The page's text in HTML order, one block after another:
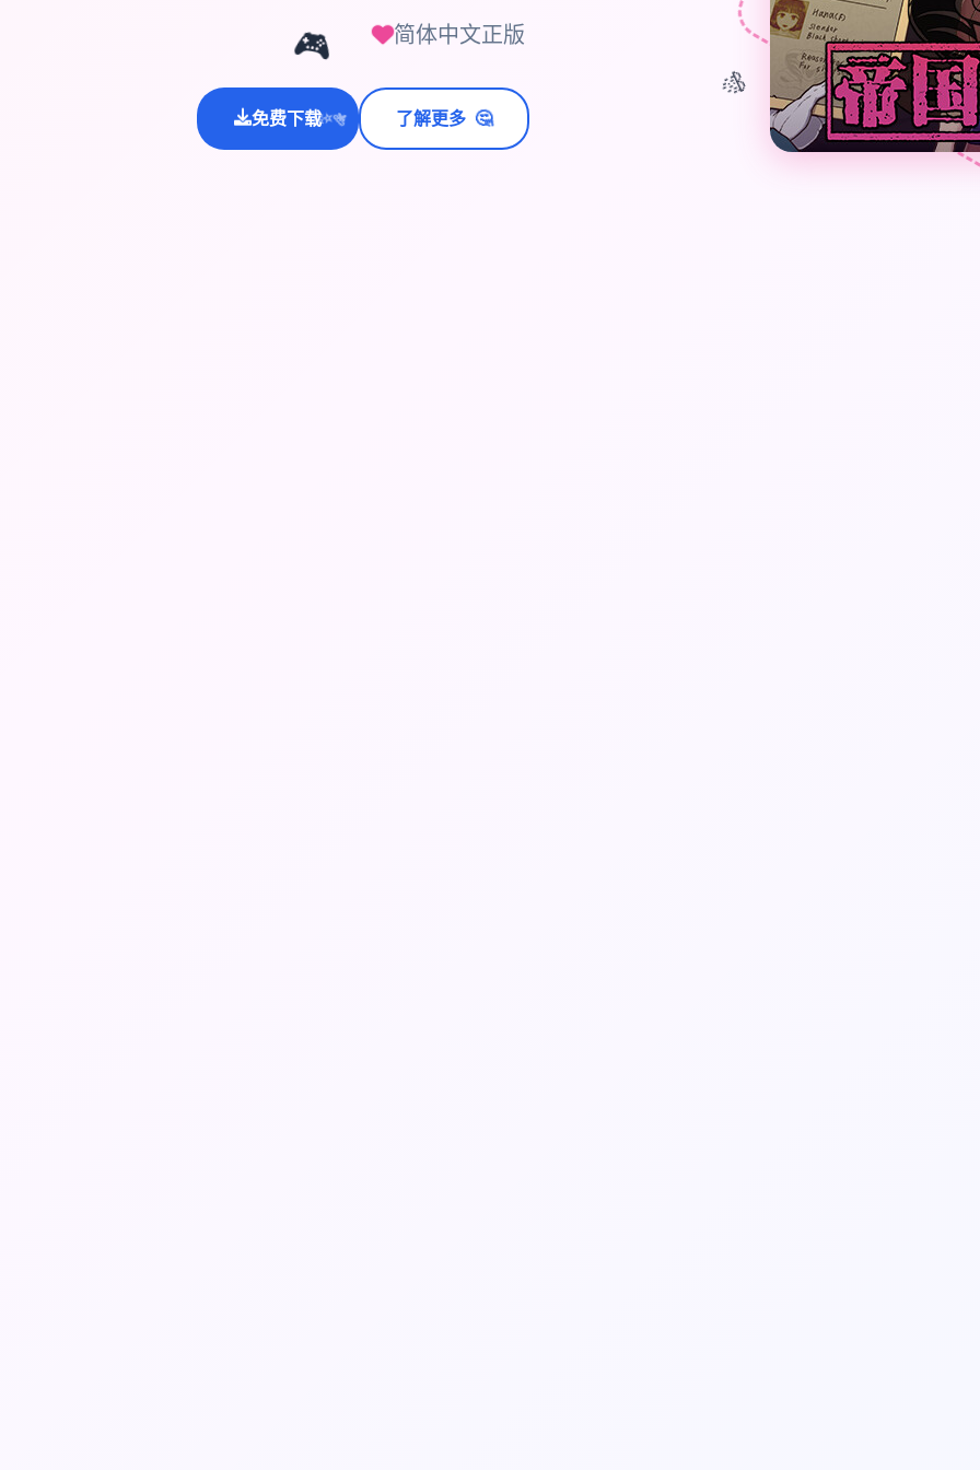
🎮 简体中文正版
免费下载
✨⭐💫 了解更多 🤔
🎊